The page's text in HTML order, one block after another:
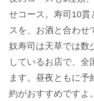
せコース。寿司10貫
スを、お酒と合わせ
奴寿司は天草では数
しているお店で、全
ます。昼夜ともに予
約がおすすめですよ。